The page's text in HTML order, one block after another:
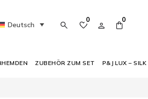
Deutsch
0 0
ZUBEHÖR ZUM SET P&J LUX – SILK